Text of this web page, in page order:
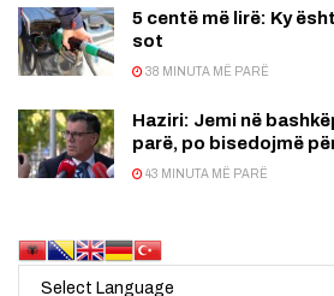
5 centë më lirë: Ky
sot
38 MINUTA MË PARË
Haziri: Jemi në
parë, po bisedojmë
43 MINUTA MË PARË